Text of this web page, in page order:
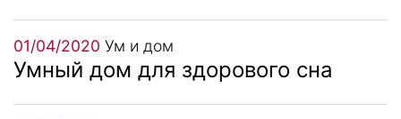
01/04/2020 Ум и дом
Умный дом для здорового сна